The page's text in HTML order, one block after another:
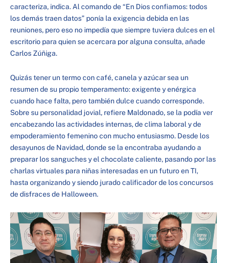
caracteriza, indica. Al comando de “En Dios confiamos: todos
los demás traen datos” ponía la exigencia debida en las
reuniones, pero eso no impedía que siempre tuviera dulces en el
escritorio para quien se acercara por alguna consulta, añade
Carlos Zúñiga.
Quizás tener un termo con café, canela y azúcar sea un
resumen de su propio temperamento: exigente y enérgica
cuando hace falta, pero también dulce cuando corresponde.
Sobre su personalidad jovial, refiere Maldonado, se la podía ver
encabezando las actividades internas, de clima laboral y de
empoderamiento femenino con mucho entusiasmo. Desde los
desayunos de Navidad, donde se la encontraba ayudando a
preparar los sanguches y el chocolate caliente, pasando por las
charlas virtuales para niñas interesadas en un futuro en TI,
hasta organizando y siendo jurado calificador de los concursos
de disfraces de Halloween.